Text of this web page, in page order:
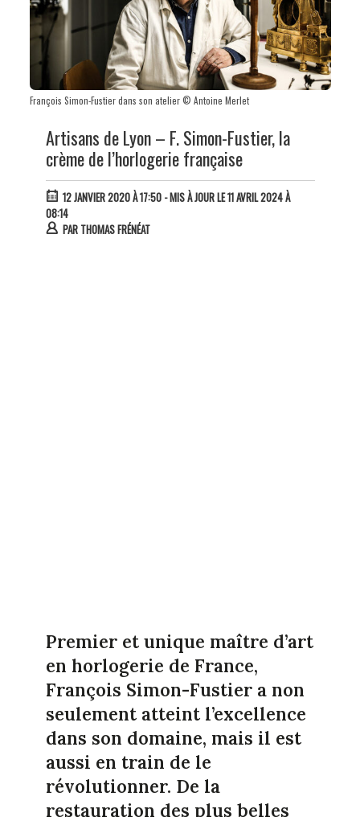
François Simon-Fustier dans son atelier © Antoine Merlet
Artisans de Lyon – F. Simon-Fustier, la
crème de l’horlogerie française
12 JANVIER 2020 À 17:50- MIS À JOUR LE 11 AVRIL 2024 À
08:14
PAR THOMAS FRÉNÉAT
Premier et unique maître d’art
en horlogerie de France,
François Simon-Fustier a non
seulement atteint l’excellence
dans son domaine, mais il est
aussi en train de le
révolutionner. De la
restauration des plus belles